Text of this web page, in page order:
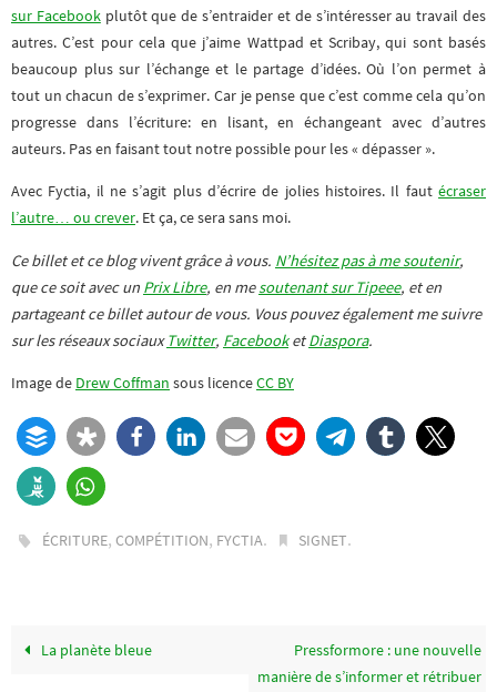
sur Facebookplutôt que de s’entraider et de s’intéresser au travail des
autres. C’est pour cela que j’aime Wattpad et Scribay, qui sont basés
beaucoup plus sur l’échange et le partage d’idées. Où l’on permet à
tout un chacun de s’exprimer. Car je pense que c’est comme cela qu’on
progresse dans l’écriture: en lisant, en échangeant avec d’autres
auteurs. Pas en faisant tout notre possible pour les « dépasser ».
Avec Fyctia, il ne s’agit plus d’écrire de jolies histoires. Il faut écraser
l’autre… ou crever. Et ça, ce sera sans moi.
Ce billet et ce blog vivent grâce à vous. N’hésitez pas à me soutenir,
que ce soit avec un Prix Libre, en mesoutenant sur Tipeee, et en
partageant ce billet autour de vous. Vous pouvez également me suivre
sur les réseaux sociauxTwitter, FacebooketDiaspora.
Image de Drew Coffman sous licenceCC BY
ÉCRITURE,COMPÉTITION, FYCTIA. SIGNET.
La planète bleue
Pressformore : une nouvelle
manière de s’informer et rétribuer